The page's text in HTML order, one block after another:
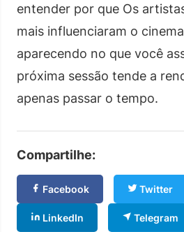
entender por que Os
mais influenciaram o
aparecendo no que você
próxima sessão tende a
apenas passar o tempo.
Compartilhe:
Facebook Twitter
LinkedIn Telegram